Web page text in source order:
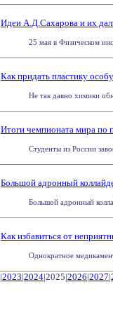
Идеи А.Д.Сахарова и их
25 мая в Физическом
Как придать пластику
Не так давно химики
Итоги чемпионата мира по
Студенты из России
Большой адронный
Большой адронный
Как избавиться от
Однократное
|2023|2024|2025|2026|2027|